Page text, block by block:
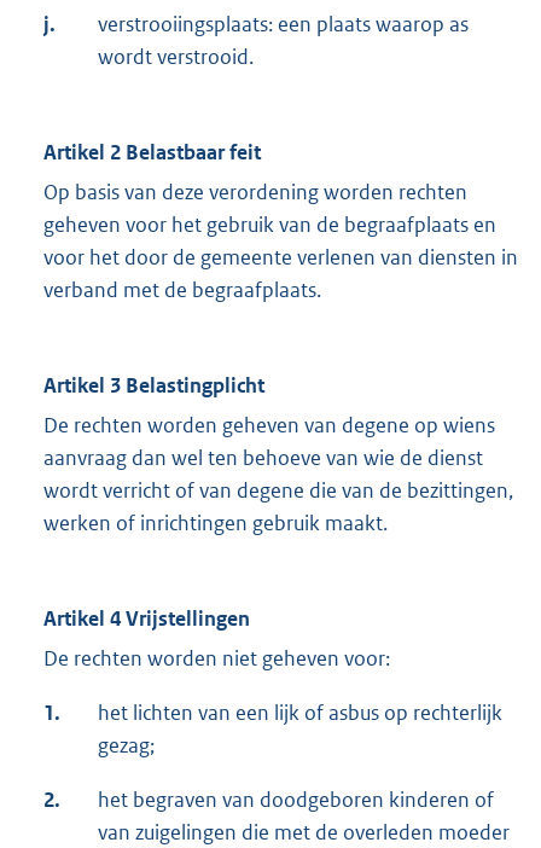
j.
verstrooiingsplaats: een plaats waarop as
wordt verstrooid.
Artikel 2 Belastbaar feit
Op basis van deze verordening worden rechten
geheven voor het gebruik van de begraafplaats en
voor het door de gemeente verlenen van diensten in
verband met de begraafplaats.
Artikel 3 Belastingplicht
De rechten worden geheven van degene op wiens
aanvraag dan wel ten behoeve van wie de dienst
wordt verricht of van degene die van de bezittingen,
werken of inrichtingen gebruik maakt.
Artikel 4 Vrijstellingen
De rechten worden niet geheven voor:
1.
het lichten van een lijk of asbus op rechterlijk
gezag;
2.
het begraven van doodgeboren kinderen of
van zuigelingen die met de overleden moeder